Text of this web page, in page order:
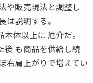
や販売現法と調整し
は説明する。
体以上に 厄介だ。
後 も商品を供給し続
右肩上がりで増えてい